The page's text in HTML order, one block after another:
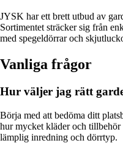
JYSK har ett brett utbud av
Sortimentet sträcker sig från
med spegeldörrar och
Vanliga frågor
Hur väljer jag rätt
Börja med att bedöma ditt
hur mycket kläder och
lämplig inredning och dörrtyp.